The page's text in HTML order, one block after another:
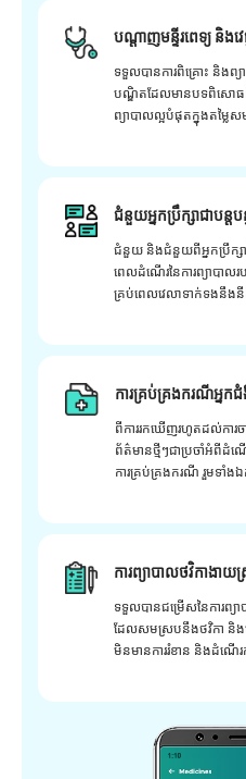
បណ្តាញមន្ទីរពេទ្យ និង
ទទួលបានការពិគ្រោះ និងព្យា
បណ្ឌិតដែលមានបទពិសោធ
ព្យាបាលល្អបំផុតក្នុងតម្លៃស
ជំនួយអ្នកប្រឹក្សាជាបន្តប
ជំនួយ និងជំនួយពីអ្នកប្រឹក្សាផ្
ពេលដំណើរនៃការព្យាបា
គ្រប់ពេលវេលាទាក់ទងនឹងនី
ការគ្រប់គ្រងករណីអ្ន
ពីការរកឃើញរហូតដល់ការ
ព័ត៌មានថ្មីៗជាប្រចាំអំពីដំ
ការគ្រប់គ្រងករណី រួមទាំង
ការព្យាបាលថវិកាងា
ទទួលបានជម្រើសនៃការព្យ
ដែលសមស្របនឹងថវិកា និង
មិនមានការរំខាន និងដំណើរ